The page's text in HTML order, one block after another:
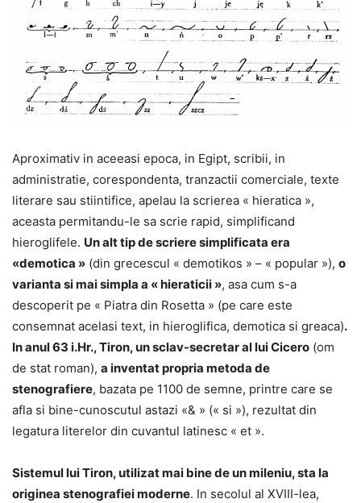
Aproximativ in aceeasi epoca, in Egipt, scribii, in
administratie, corespondenta, tranzactii comerciale, texte
literare sau stiintifice, apelau la scrierea « hieratica »,
aceasta permitandu-le sa scrie rapid, simplificand
hieroglifele. Un alt tip de scriere simplificata era
«demotica » (din grecescul « demotikos » – « popular »), o
varianta si mai simpla a « hieraticii », asa cum s-a
descoperit pe « Piatra din Rosetta » (pe care este
consemnat acelasi text, in hieroglifica, demotica si greaca).
In anul 63 i.Hr., Tiron, un sclav-secretar al lui Cicero (om
de stat roman), a inventat propria metoda de
stenografiere, bazata pe 1100 de semne, printre care se
afla si bine-cunoscutul astazi «& » (« si »), rezultat din
legatura literelor din cuvantul latinesc « et ».
Sistemul lui Tiron, utilizat mai bine de un mileniu, sta la
originea stenografiei moderne. In secolul al XVIII-lea,